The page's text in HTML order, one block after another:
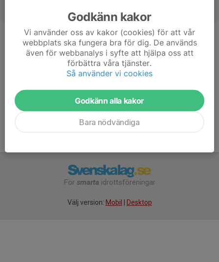
Position
-
Ålder
20 år
166 cm
54 kg
För smarta idrottsföreningar
Välj version: Mobil Desktop
Godkänn kakor
Vi använder oss av kakor (cookies) för att vår
webbplats ska fungera bra för dig. De används
även för webbanalys i syfte att hjälpa oss att
förbättra våra tjänster.
Så använder vi cookies
Godkänn alla kakor
Bara nödvändiga